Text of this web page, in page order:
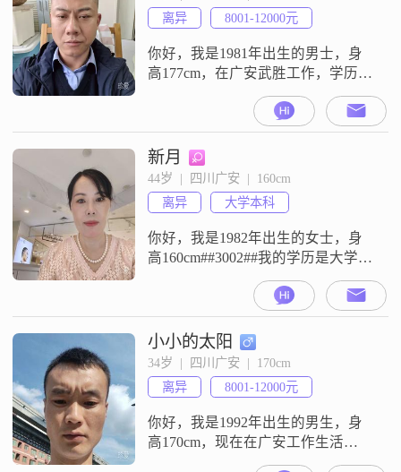
离异
8001-12000元
你好，我是1981年出生的男士，身
高177cm，在广安武胜工作，学历是
大学本科，月收入在8001到12000元
之间##3002##性格方面，我是一个
稳重可靠的人，平时做事责任感
强，也足够成熟稳重##3002##与人
相处时，我随和易相处，真诚可
靠，而且耐心包容##3002##我性格
外向健谈，平时乐观积极，大家都
说我幽默风
新月
44岁  |  四川广安  |  160cm
离异
大学本科
你好，我是1982年出生的女士，身
高160cm##3002##我的学历是大学本
科，目前的工作地在广安，月收入
在5001到8000元之间##3002##我的
性格比较温柔体贴，平时也算善解
人意##3002##大家都说我是个开朗
爱笑的人，性格乐观积极##3002##
我在生活中是一个真诚可靠的人，
对待生活本身也是热爱的##30
小小的太阳
34岁  |  四川广安  |  170cm
离异
8001-12000元
你好，我是1992年出生的男生，身
高170cm，现在在广安工作生活
##3002##我的月收入在8001到12000